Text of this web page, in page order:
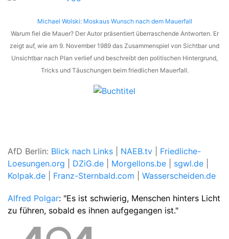
Michael Wolski: Moskaus Wunsch nach dem Mauerfall
Warum fiel die Mauer? Der Autor präsentiert überraschende Antworten. Er
zeigt auf, wie am 9. November 1989 das Zusammenspiel von Sichtbar und
Unsichtbar nach Plan verlief und beschreibt den politischen Hintergrund,
Tricks und Täuschungen beim friedlichen Mauerfall.
AfD Berlin: Blick nach Links NAEB.tv
Friedliche-
Loesungen.org
DZiG.de Morgellons.be sgwl.de
Kolpak.de
Franz-Sternbald.com Wasserscheiden.de
Alfred Polgar: "Es ist schwierig, Menschen hinters Licht
zu führen, sobald es ihnen aufgegangen ist."